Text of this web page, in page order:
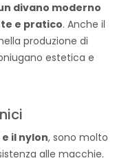
divano moderno
e pratico. Anche il
produzione di
estetica e
il nylon, sono molto
alle macchie.